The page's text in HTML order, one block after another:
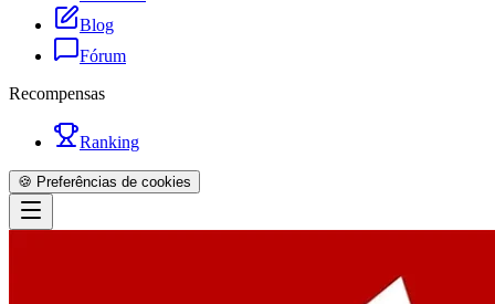
Blog
Fórum
Recompensas
Ranking
🍪 Preferências de cookies